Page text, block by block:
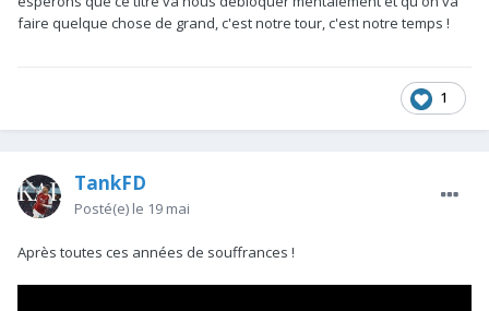
faire quelque chose de grand, c'est notre tour, c'est notre temps !
1
TankFD
Posté(e) le 19 mai
Après toutes ces années de souffrances !